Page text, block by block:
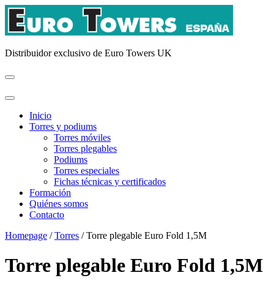
Distribuidor exclusivo de Euro Towers UK
Inicio
Torres y podiums
Torres móviles
Torres plegables
Podiums
Torres especiales
Fichas técnicas y certificados
Formación
Quiénes somos
Contacto
Homepage / Torres /Torre plegable Euro Fold 1,5M
Torre plegable Euro Fold 1,5M